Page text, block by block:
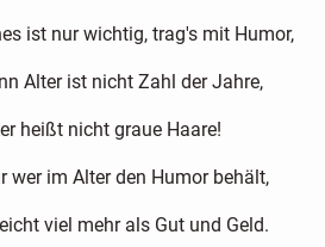
ist nur wichtig, trag's mit Humor,
Alter ist nicht Zahl der Jahre,
heißt nicht graue Haare!
wer im Alter den Humor behält,
viel mehr als Gut und Geld.